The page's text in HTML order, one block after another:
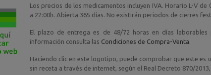
Los precios de los medicamentos incluyen IVA. Horario L-V
a 22:00h. Abierta 365 días. No existirán periodos de cierres
El plazo de entrega es de 48/72 horas en días
información consulta las Condiciones de Compra-Venta.
Haciendo clic en este logotipo, puede comprobar que este
sin receta a través de internet, según el Real Decreto 870/